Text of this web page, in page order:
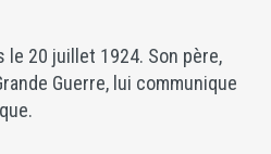
le 20 juillet 1924. Son père,
Guerre, lui communique